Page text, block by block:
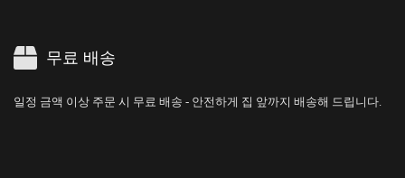
무료 배송
일정 금액 이상 주문 시 무료 배송 - 안전하게 집 앞까지 배송해 드립니다.